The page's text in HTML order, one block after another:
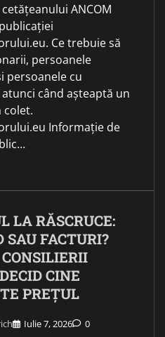
ANCOM
Ce trebuie să
persoanele
persoanele cu
când așteaptă un
colet.
Informație de
LA RĂSCRUCE:
SAU FACTURI?
CINE
PREȚUL
Iulie 7, 2026 0